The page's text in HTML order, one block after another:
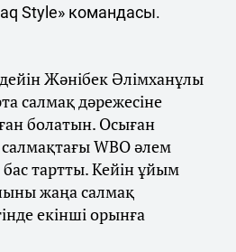
Style» командасы.
Жәнібек Әлімханұлы
салмақ дәрежесіне
болатын. Осыған
WBO әлем
тартты. Кейін ұйым
жаңа салмақ
екінші орынға